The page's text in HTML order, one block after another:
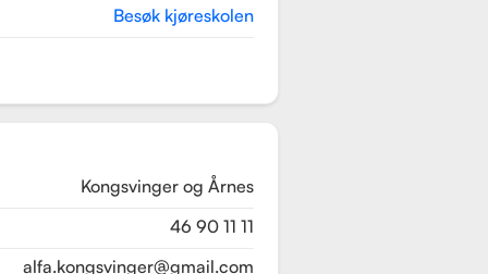
Besøk kjøreskolen
Kongsvinger og Årnes
46 90 11 11
alfa.kongsvinger@gmail.com